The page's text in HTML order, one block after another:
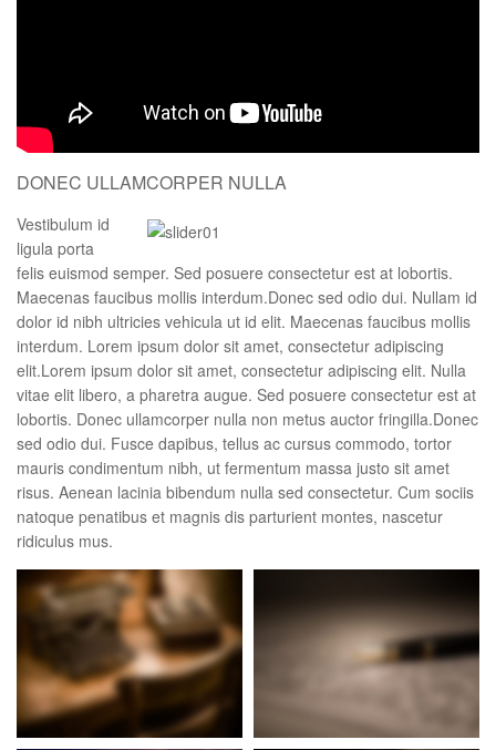
DONEC ULLAMCORPER NULLA
Vestibulum id
ligula porta
felis euismod semper. Sed posuere consectetur est at lobortis.
Maecenas faucibus mollis interdum.Donec sed odio dui. Nullam id
dolor id nibh ultricies vehicula ut id elit. Maecenas faucibus mollis
interdum. Lorem ipsum dolor sit amet, consectetur adipiscing
elit.Lorem ipsum dolor sit amet, consectetur adipiscing elit. Nulla
vitae elit libero, a pharetra augue. Sed posuere consectetur est at
lobortis. Donec ullamcorper nulla non metus auctor fringilla.Donec
sed odio dui. Fusce dapibus, tellus ac cursus commodo, tortor
mauris condimentum nibh, ut fermentum massa justo sit amet
risus. Aenean lacinia bibendum nulla sed consectetur. Cum sociis
natoque penatibus et magnis dis parturient montes, nascetur
ridiculus mus.